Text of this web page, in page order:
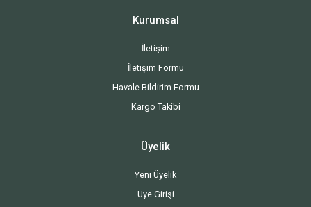
Kurumsal
İletişim
İletişim Formu
Havale Bildirim Formu
Kargo Takibi
Üyelik
Yeni Üyelik
Üye Girişi